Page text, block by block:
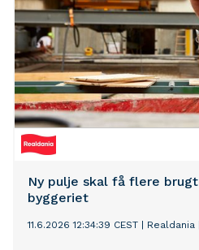
Ny pulje skal få flere
byggeriet
11.6.2026 12:34:39 CEST Realdania